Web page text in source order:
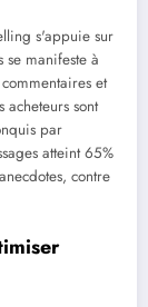
s'appuie sur
se manifeste à
et
acheteurs sont
par
atteint 65%
contre